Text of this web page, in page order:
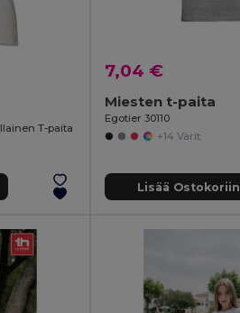
T-paita
7,04 €
Miesten t-paita
Egotier 30110
+14 Värit
Lisää Ostokoriin